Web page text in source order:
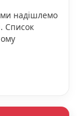
надішлемо
Список